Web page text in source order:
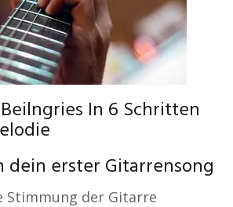
In 6 Schritten
dein erster Gitarrensong
Stimmung der Gitarre